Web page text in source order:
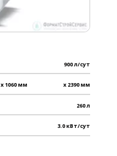
900 л/сут
x 1060 мм x 2390 мм
260 л
3.0 кВт/сут